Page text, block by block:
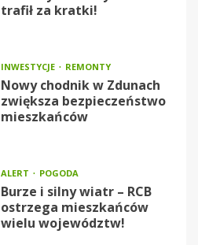
trafił za kratki!
INWESTYCJE REMONTY
Nowy chodnik w Zdunach
zwiększa bezpieczeństwo
mieszkańców
ALERT POGODA
Burze i silny wiatr – RCB
ostrzega mieszkańców
wielu województw!